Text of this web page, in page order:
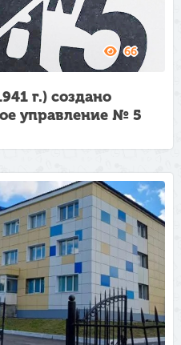
66
г.) создано
управление № 5